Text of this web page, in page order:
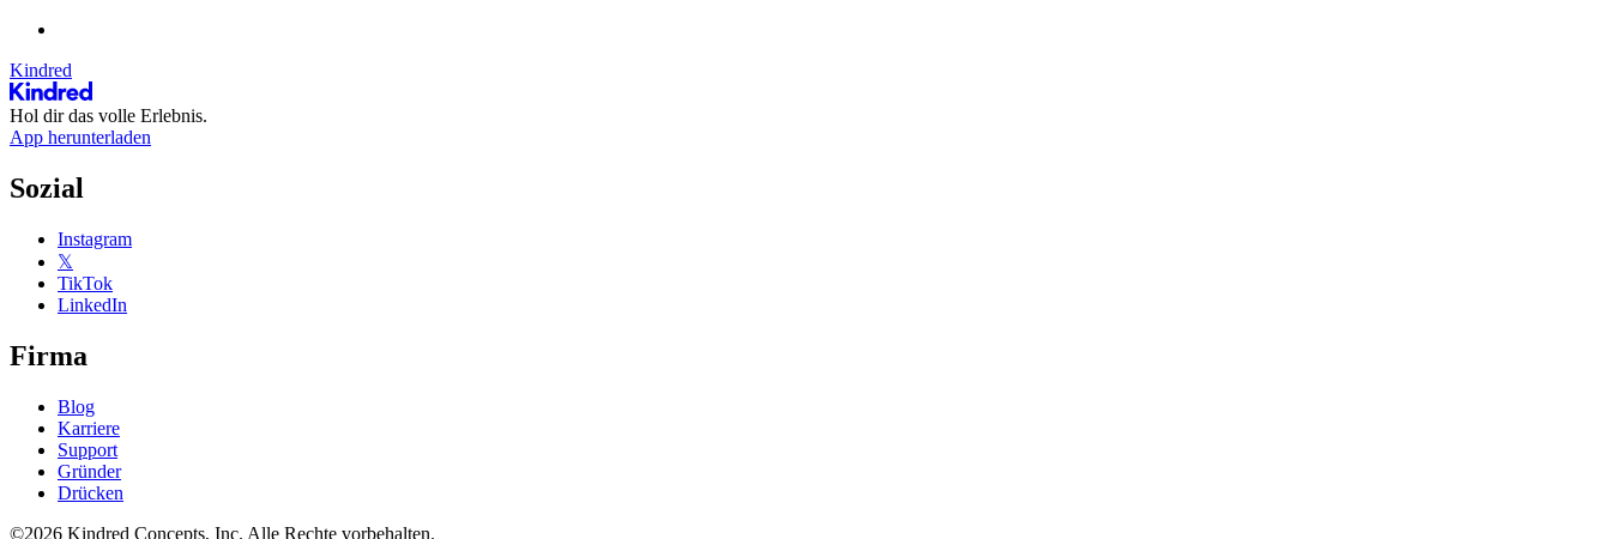
Kindred
Hol dir das volle Erlebnis.
App herunterladen
Sozial
Instagram
𝕏
TikTok
LinkedIn
Firma
Blog
Karriere
Support
Gründer
Drücken
©2026 Kindred Concepts, Inc. Alle Rechte vorbehalten.